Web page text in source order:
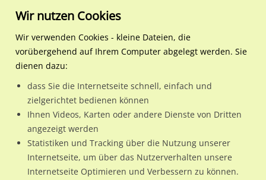
Regionale Plakatwerbung Bayern
Maxhütte-Haidhof, St
Stoapfalzweg / Einf.-Ausf.
93142 / Maxhütte-Haidhof, St
Nutze günstige Werbemöglichkeiten am Standort
Stoapfalzweg / Einf.-Ausf. Rewe+LIDL in Maxhütte-Haidhof,
Wir nutzen Cookies
Wir verwenden Cookies - kleine Dateien, die
vorübergehend auf Ihrem Computer abgelegt werden. Sie
dienen dazu:
dass Sie die Internetseite schnell, einfach und
zielgerichtet bedienen können
Ihnen Videos, Karten oder andere Dienste von Dritten
angezeigt werden
Statistiken und Tracking über die Nutzung unserer
Internetseite, um über das Nutzerverhalten unsere
Internetseite Optimieren und Verbessern zu können.